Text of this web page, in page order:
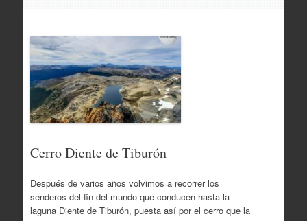
Cerro Diente de Tiburón
Después de varios años volvimos a recorrer los
senderos del fin del mundo que conducen hasta la
laguna Diente de Tiburón, puesta así por el cerro que la